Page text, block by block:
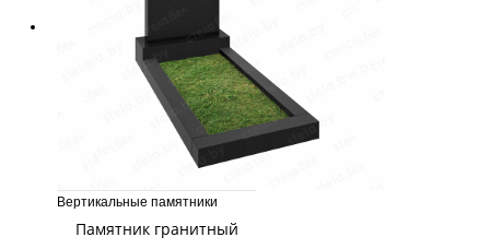
Вертикальные памятники
Памятник гранитный